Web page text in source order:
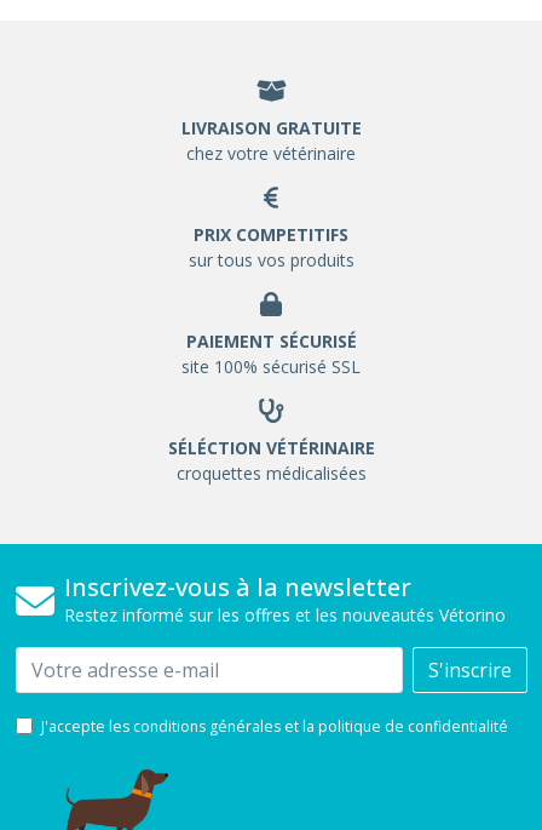
LIVRAISON GRATUITE
chez votre vétérinaire
PRIX COMPETITIFS
sur tous vos produits
PAIEMENT SÉCURISÉ
site 100% sécurisé SSL
SÉLÉCTION VÉTÉRINAIRE
croquettes médicalisées
Inscrivez-vous à la newsletter
Restez informé sur les offres et les nouveautés Vétorino
Email S'inscrire
J'accepte les conditions générales et la politique de confidentialité